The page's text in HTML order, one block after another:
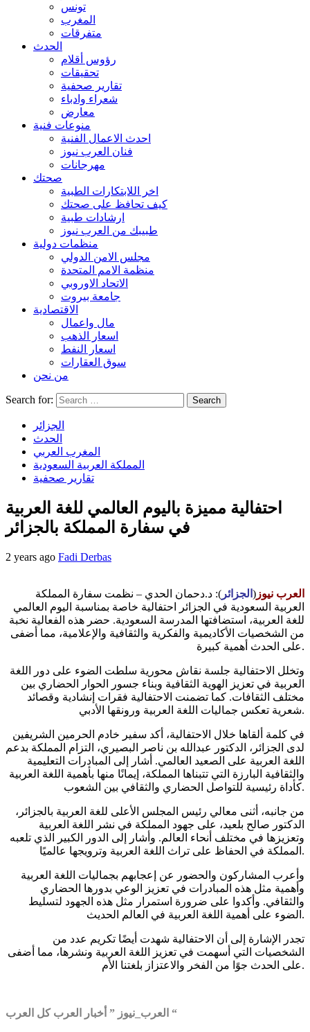
تونس
المغرب
متفرقات
الحدث
رؤوس أقلام
تحقيقات
تقارير صحفية
شعراء وادباء
معارض
منوعات فنية
احدث الاعمال الفنية
فنان العرب نيوز
مهرجانات
صحتك
اخر اللابتكارات الطبية
كيف تحافظ على صحتك
ارشادات طبية
طبيبك من العرب نيوز
منظمات دولية
مجلس الامن الدولي
منظمة الامم المتحدة
الاتحاد الاوروبي
جامعة بيروت
الاقتصادية
مال واعمال
اسعار الذهب
اسعار النفط
سوق العقارات
من نحن
Search for:
الجزائر
الحدث
المغرب العربي
المملكة العربية السعودية
تقارير صحفية
احتفالية مميزة باليوم العالمي للغة العربية
في سفارة المملكة بالجزائر
2 years ago Fadi Derbas
العرب نيوز ( الجزائر ): د.دحمان الحدي – نظمت سفارة المملكة
العربية السعودية في الجزائر احتفالية خاصة بمناسبة اليوم العالمي
للغة العربية، استضافتها المدرسة السعودية. حضر هذه الفعالية نخبة
من الشخصيات الأكاديمية والفكرية والثقافية والإعلامية، مما أضفى
على الحدث أهمية كبيرة.
وتخلل الاحتفالية جلسة نقاش محورية سلطت الضوء على دور اللغة
العربية في تعزيز الهوية الثقافية وبناء جسور الحوار الحضاري بين
مختلف الثقافات. كما تضمنت الاحتفالية فقرات إنشادية وقصائد
شعرية تعكس جماليات اللغة العربية ورونقها الأدبي.
في كلمة ألقاها خلال الاحتفالية، أكد سفير خادم الحرمين الشريفين
لدى الجزائر، الدكتور عبدالله بن ناصر البصيري، التزام المملكة بدعم
اللغة العربية على الصعيد العالمي. أشار إلى المبادرات التعليمية
والثقافية البارزة التي تتبناها المملكة، إيمانًا منها بأهمية اللغة العربية
كأداة رئيسية للتواصل الحضاري والثقافي بين الشعوب.
من جانبه، أثنى معالي رئيس المجلس الأعلى للغة العربية بالجزائر،
الدكتور صالح بلعيد، على جهود المملكة في نشر اللغة العربية
وتعزيزها في مختلف أنحاء العالم. وأشار إلى الدور الكبير الذي تلعبه
المملكة في الحفاظ على تراث اللغة العربية وترويجها عالميًا.
وأعرب المشاركون والحضور عن إعجابهم بجماليات اللغة العربية
وأهمية مثل هذه المبادرات في تعزيز الوعي بدورها الحضاري
والثقافي. وأكدوا على ضرورة استمرار مثل هذه الجهود لتسليط
الضوء على أهمية اللغة العربية في العالم الحديث.
تجدر الإشارة إلى أن الاحتفالية شهدت أيضًا تكريم عدد من
الشخصيات التي أسهمت في تعزيز اللغة العربية ونشرها، مما أضفى
على الحدث جوًا من الفخر والاعتزاز بلغتنا الأم.
العرب_نيوز ” أخبار العرب كل العرب “